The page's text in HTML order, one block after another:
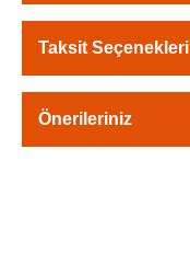
Taksit Seçenekleri
Önerileriniz